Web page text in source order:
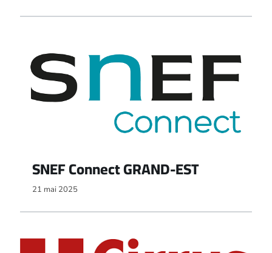
SNEF Connect GRAND-EST
21 mai 2025